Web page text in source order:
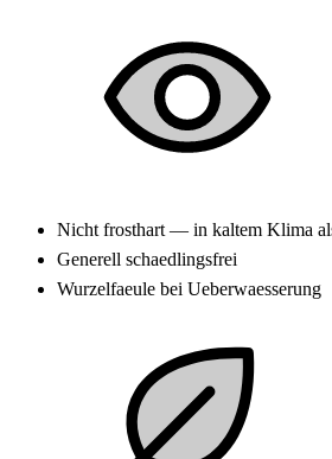
Nicht frosthart — in kaltem Klima
Generell schaedlingsfrei
Wurzelfaeule bei Ueberwaesserung